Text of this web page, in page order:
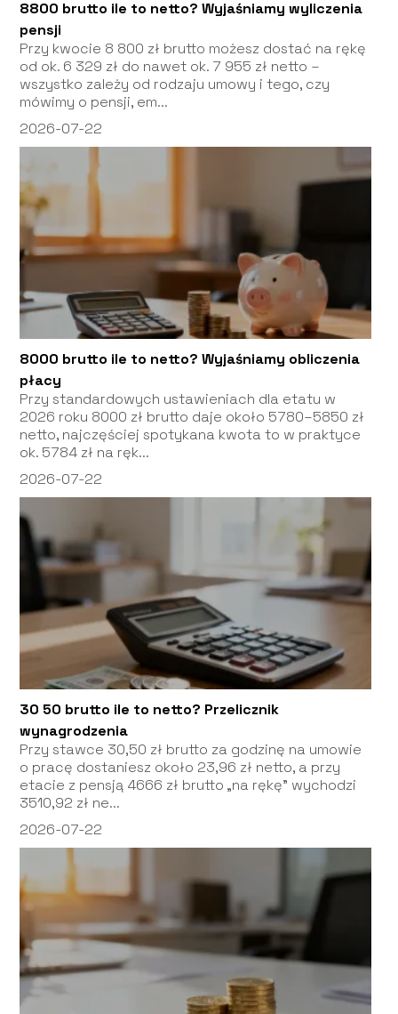
8800 brutto ile to netto? Wyjaśniamy wyliczenia
pensji
Przy kwocie 8 800 zł brutto możesz dostać na rękę
od ok. 6 329 zł do nawet ok. 7 955 zł netto –
wszystko zależy od rodzaju umowy i tego, czy
mówimy o pensji, em...
2026-07-22
8000 brutto ile to netto? Wyjaśniamy obliczenia
płacy
Przy standardowych ustawieniach dla etatu w
2026 roku 8000 zł brutto daje około 5780–5850 zł
netto, najczęściej spotykana kwota to w praktyce
ok. 5784 zł na ręk...
2026-07-22
30 50 brutto ile to netto? Przelicznik
wynagrodzenia
Przy stawce 30,50 zł brutto za godzinę na umowie
o pracę dostaniesz około 23,96 zł netto, a przy
etacie z pensją 4666 zł brutto „na rękę” wychodzi
3510,92 zł ne...
2026-07-22